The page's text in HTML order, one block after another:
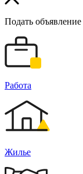
Подать объявление
Работа
Жилье